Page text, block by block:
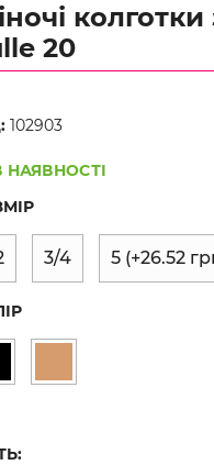
колготки
20
102903
НАЯВНОСТІ
3/4 5 (+26.52